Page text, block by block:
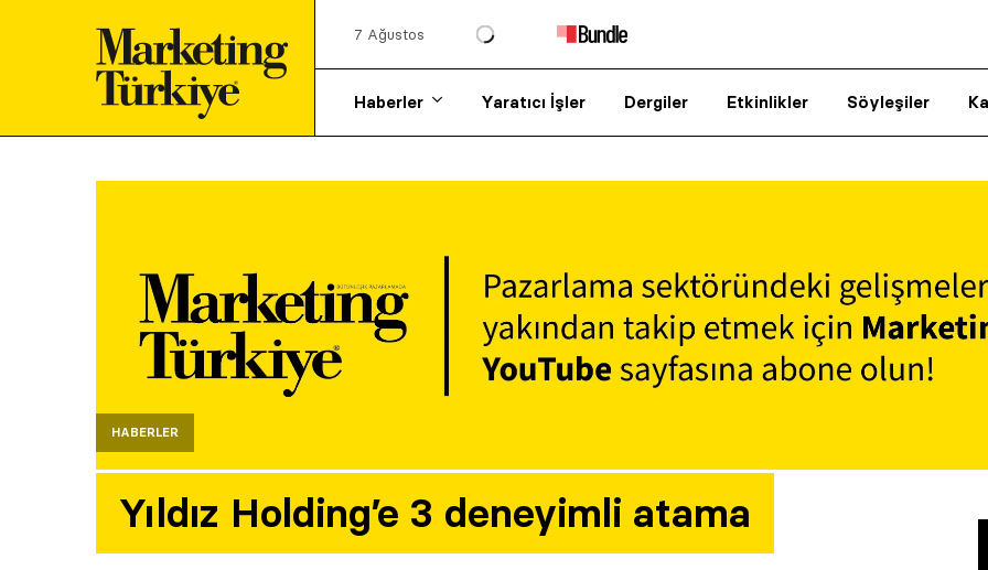
7 Ağustos
Haberler Yaratıcı İşler Dergiler Etkinlikler Söyleşiler
HABERLER
Yıldız Holding’e 3 deneyimli atama